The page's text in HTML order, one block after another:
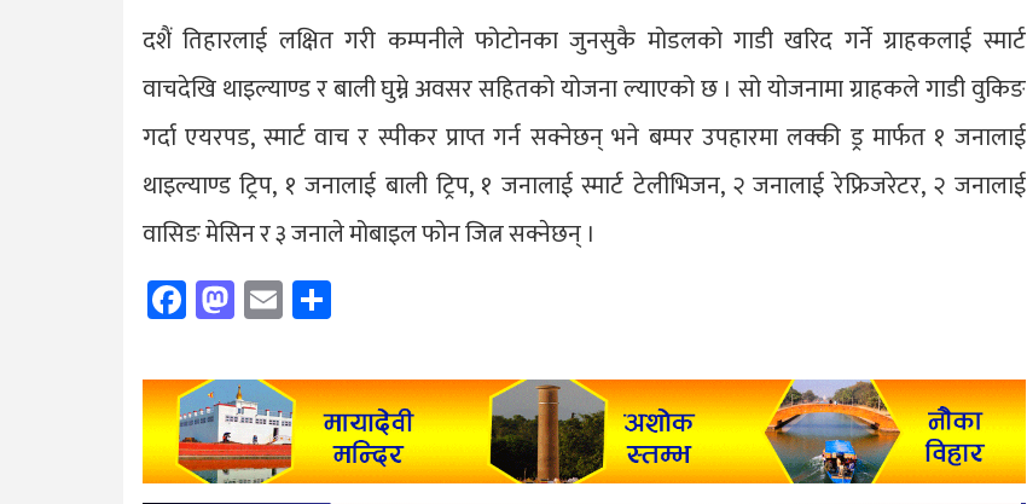
दशैं तिहारलाई लक्षित गरी कम्पनीले फोटोनका जुनसुकै मोडलको गाडी खरिद गर्ने ग्राहकलाई स्मार्ट
वाचदेखि थाइल्याण्ड र बाली घुम्ने अवसर सहितको योजना ल्याएको छ । सो योजनामा ग्राहकले गाडी वुकिङ
गर्दा एयरपड, स्मार्ट वाच र स्पीकर प्राप्त गर्न सक्नेछन् भने बम्पर उपहारमा लक्की ड्र मार्फत १ जनालाई
थाइल्याण्ड ट्रिप, १ जनालाई बाली ट्रिप, १ जनालाई स्मार्ट टेलीभिजन, २ जनालाई रेफ्रिजरेटर, २ जनालाई
वासिङ मेसिन र ३ जनाले मोबाइल फोन जित्न सक्नेछन् ।
Facebook
Mastodon
Email